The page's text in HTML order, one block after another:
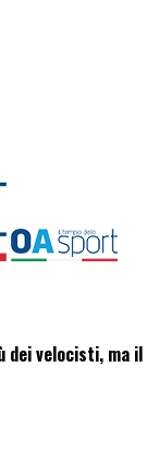
dei velocisti, ma il